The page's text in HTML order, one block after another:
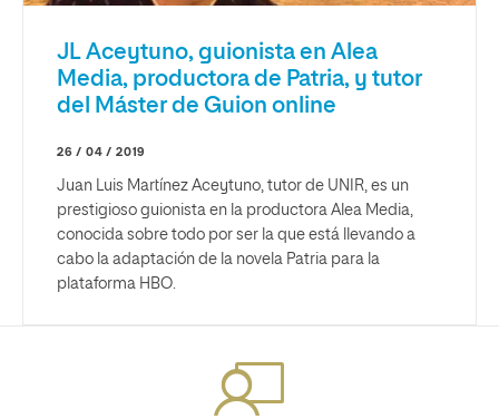
JL Aceytuno, guionista en Alea
Media, productora de Patria, y tutor
del Máster de Guion online
26 / 04 / 2019
Juan Luis Martínez Aceytuno, tutor de UNIR, es un
prestigioso guionista en la productora Alea Media,
conocida sobre todo por ser la que está llevando a
cabo la adaptación de la novela Patria para la
plataforma HBO.